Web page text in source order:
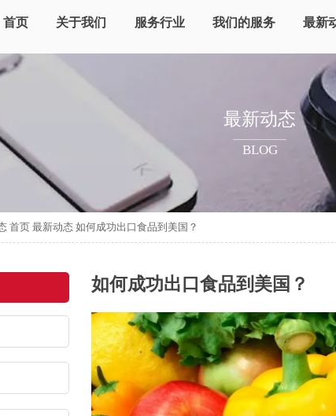
首页 关于我们 服务行业 我们的服务 最新
最新动态
BLOG
首页 最新动态 如何成功出口食品到美国？
如何成功出口食品到美国？